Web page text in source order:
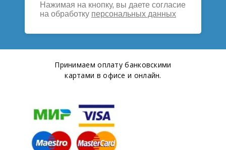
Нажимая на кнопку, вы даете согласие
на обработку персональных данных
Принимаем оплату банковскими
картами в офисе и онлайн.